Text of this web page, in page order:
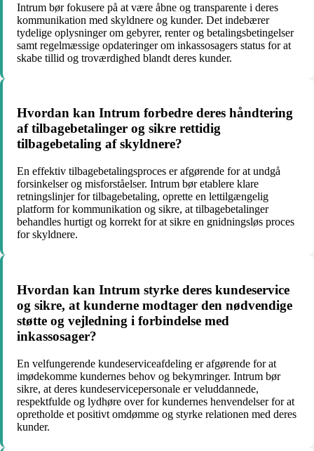
Intrum bør fokusere på at være åbne og transparente i deres
kommunikation med skyldnere og kunder. Det indebærer
tydelige oplysninger om gebyrer, renter og betalingsbetingelser
samt regelmæssige opdateringer om inkassosagers status for at
skabe tillid og troværdighed blandt deres kunder.
Hvordan kan Intrum forbedre deres håndtering
af tilbagebetalinger og sikre rettidig
tilbagebetaling af skyldnere?
En effektiv tilbagebetalingsproces er afgørende for at undgå
forsinkelser og misforståelser. Intrum bør etablere klare
retningslinjer for tilbagebetaling, oprette en lettilgængelig
platform for kommunikation og sikre, at tilbagebetalinger
behandles hurtigt og korrekt for at sikre en gnidningsløs proces
for skyldnere.
Hvordan kan Intrum styrke deres kundeservice
og sikre, at kunderne modtager den nødvendige
støtte og vejledning i forbindelse med
inkassosager?
En velfungerende kundeserviceafdeling er afgørende for at
imødekomme kundernes behov og bekymringer. Intrum bør
sikre, at deres kundeservicepersonale er veluddannede,
respektfulde og lydhøre over for kundernes henvendelser for at
opretholde et positivt omdømme og styrke relationen med deres
kunder.